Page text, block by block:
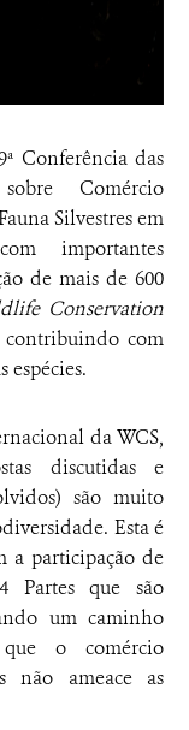
Conferência das
Comércio
Silvestres em
importantes
de mais de 600
Conservation
com
espécies.
da WCS,
discutidas e
são muito
Esta é
a participação de
Partes que são
um caminho
o comércio
não ameace as